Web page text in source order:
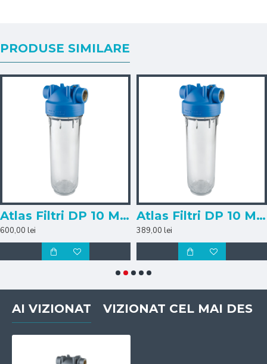
PRODUSE SIMILARE
Atlas Filtri DP 10 Mono 1 1/2"
600,00 lei
Atlas Filtri DP 10 Mono 1"
389,00 lei
AI VIZIONAT VIZIONAT CEL MAI DES